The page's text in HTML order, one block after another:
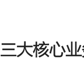
三大核心